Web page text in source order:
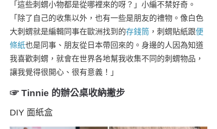
「這些刺蝟小物都是從哪裡來的呀？」小編不禁好奇。
「除了自己的收集以外，也有一些是朋友的禮物。像白色
大刺蝟就是編輯同事在歐洲找到的存錢筒 ，刺蝟貼紙跟便
條紙也是同事、朋友從日本帶回來的。身邊的人因為知道
我喜歡刺蝟，就會在世界各地幫我收集不同的刺蝟物品，
讓我覺得很開心、很有意義！」
☞ Tinnie 的辦公桌收納撇步
DIY 面紙盒